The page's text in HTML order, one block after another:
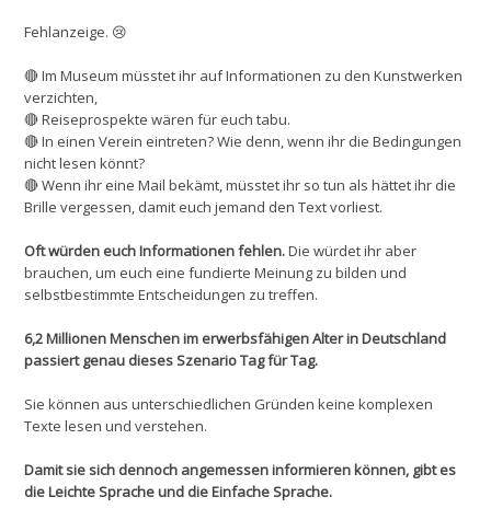
Fehlanzeige. 😢
🔴 Im Museum müsstet ihr auf Informationen zu den Kunstwerken
verzichten,
🔴 Reiseprospekte wären für euch tabu.
🔴 In einen Verein eintreten? Wie denn, wenn ihr die Bedingungen
nicht lesen könnt?
🔴 Wenn ihr eine Mail bekämt, müsstet ihr so tun als hättet ihr die
Brille vergessen, damit euch jemand den Text vorliest.
Oft würden euch Informationen fehlen.Die würdet ihr aber
brauchen, um euch eine fundierte Meinung zu bilden und
selbstbestimmte Entscheidungen zu treffen.
6,2 Millionen Menschen im erwerbsfähigen Alter in Deutschland
passiert genau dieses Szenario Tag für Tag.
Sie können aus unterschiedlichen Gründen keine komplexen
Texte lesen und verstehen.
Damit sie sich dennoch angemessen informieren können, gibt es
die Leichte Sprache und die Einfache Sprache.